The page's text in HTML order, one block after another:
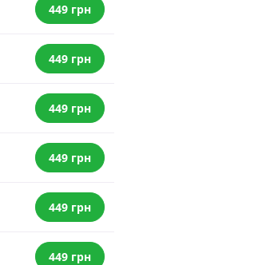
449 грн
449 грн
449 грн
449 грн
449 грн
449 грн